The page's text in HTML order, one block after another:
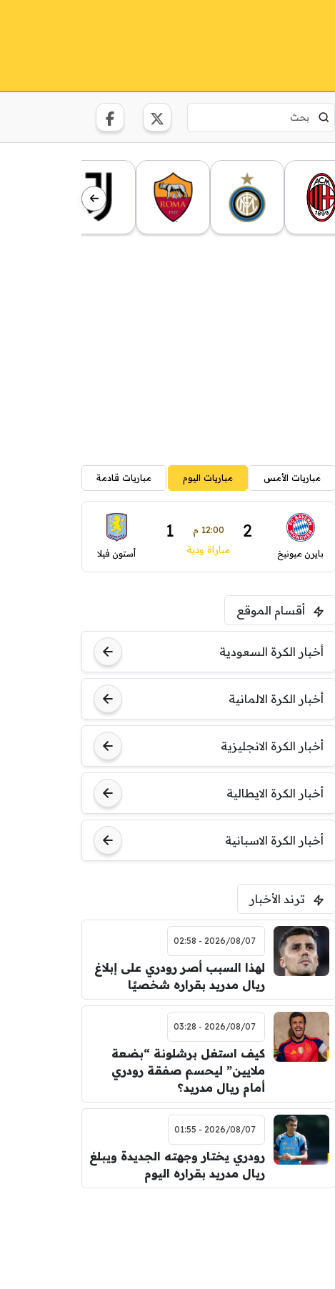
مباريات الأمس مباريات اليوم مباريات قادمة
بايرن ميونيخ
2 12:00 م 1
مباراة ودية أستون فيلا
أقسام الموقع
أخبار الكرة السعودية
أخبار الكرة الالمانية
أخبار الكرة الانجليزية
أخبار الكرة الايطالية
أخبار الكرة الاسبانية
ترند الأخبار
2026/08/07 - 02:58
لهذا السبب أصر رودري على إبلاغ
ريال مدريد بقراره شخصيًا
2026/08/07 - 03:28
كيف استغل برشلونة “بضعة
ملايين” ليحسم صفقة رودري
أمام ريال مدريد؟
2026/08/07 - 01:55
رودري يختار وجهته الجديدة ويبلغ
ريال مدريد بقراره اليوم